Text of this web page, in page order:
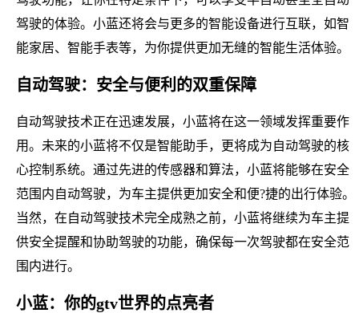
驾驶的体验。小蓝还将会与更多的智能设备进行互联，如智
能家居、智能手表等，为你提供更加无缝的智能生活体验。
自动驾驶：安全与便利的双重保障
自动驾驶技术正在迅速发展，小蓝将在这一领域发挥重要作
用。未来的小蓝将不仅是智能助手，更将成为自动驾驶的核
心控制系统。通过先进的传感器和算法，小蓝将能够在安全
范围内自动驾驶，为车主提供更加安全和便?捷的出行体验。
当然，在自动驾驶技术完全成熟之前，小蓝将继续为车主提
供安全提醒和协助驾驶的功能，确保每一次驾驶都在安全范
围内进行。
小蓝：你的gtv世界的点亮者